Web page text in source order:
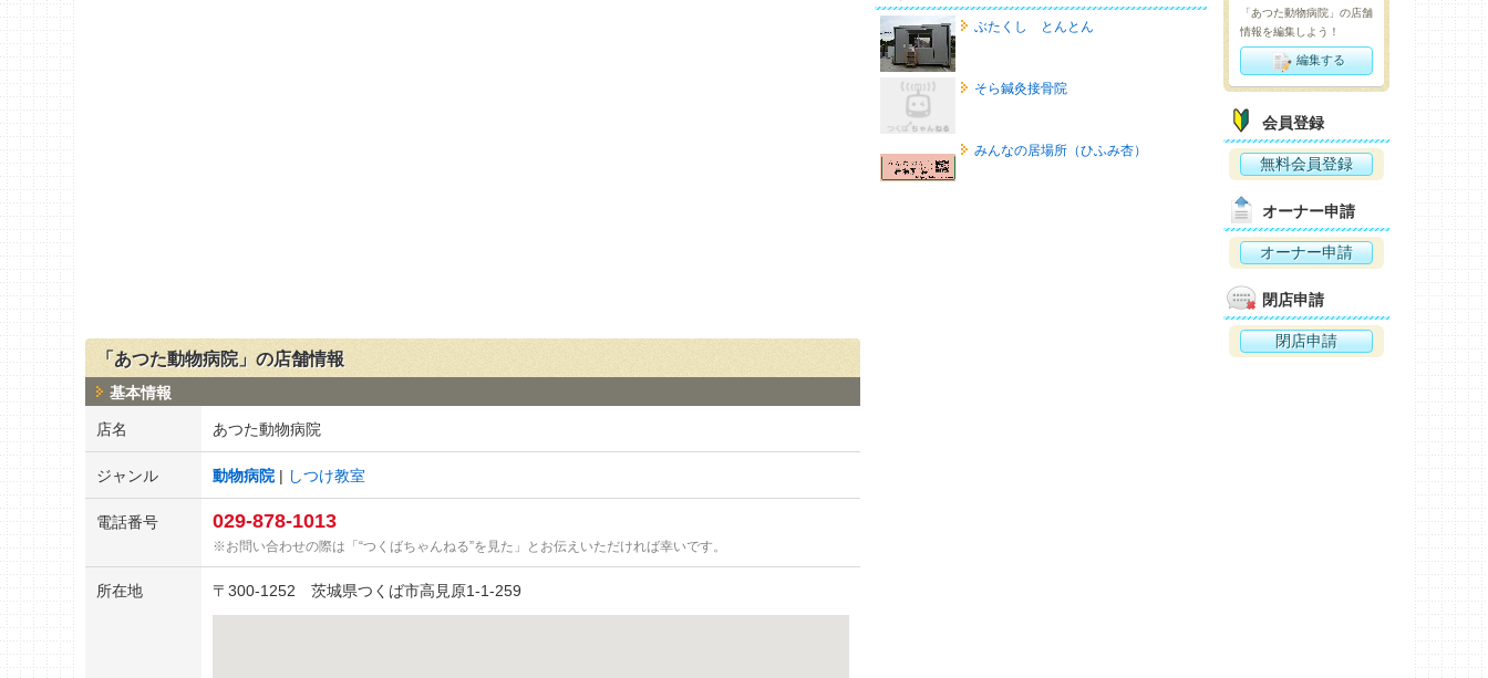
「あつた動物病院」の店舗情報
基本情報
店名 あつた動物病院
ジャンル 動物病院 しつけ教室
電話番号 029-878-1013
お問い合わせの際は「“つくばちゃんねる”を見た」とお伝えいただければ幸いです。
所在地 〒 300-1252 茨城県つくば市高見原1-1-259
ぶたくし とんとん
そら鍼灸接骨院
みんなの居場所（ひふみ杏）
「あつた動物病院」の店舗
情報を編集しよう！
編集する
会員登録
無料会員登録
オーナー申請
オーナー申請
閉店申請
閉店申請